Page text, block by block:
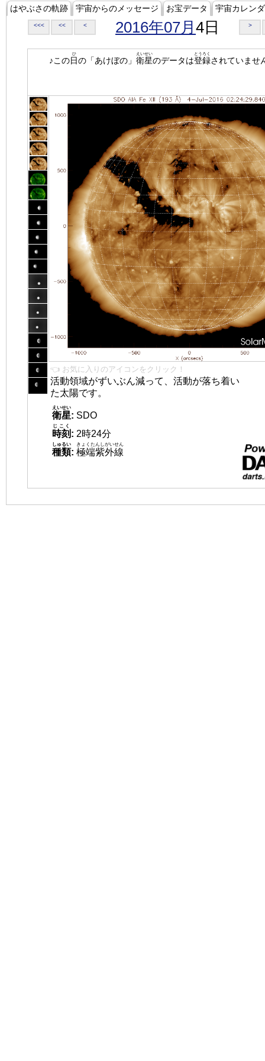
はやぶさの軌跡 宇宙からのメッセージ お宝データ 宇宙カレン
<<< << < 2016年07月 4日 >
♪この日
ひ
の「あけぼの」 衛星
えいせい
のデータは登録
とうろく
されていませ
👈 お気に入りのアイコンをクリック！
活動領域がずいぶん減って、活動が落ち着い
た太陽です。
衛星
えいせい
: SDO
時刻
じこく
: 2時24分
種類
しゅるい
: 極端紫外線
きょくたんしがいせん